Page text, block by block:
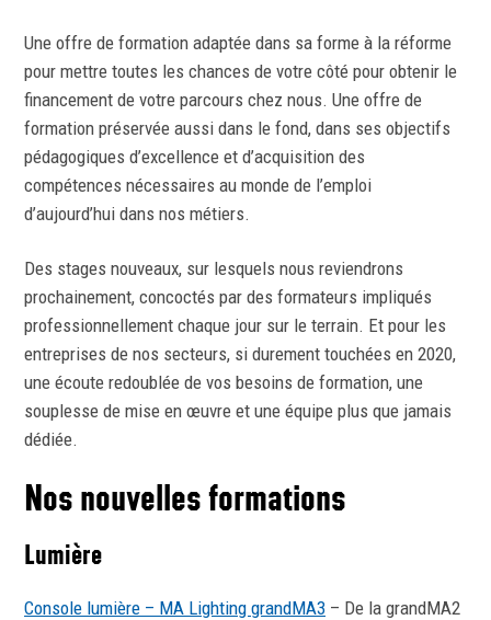
Une offre de formation adaptée dans sa forme à la réforme
pour mettre toutes les chances de votre côté pour obtenir le
financement de votre parcours chez nous. Une offre de
formation préservée aussi dans le fond, dans ses objectifs
pédagogiques d’excellence et d’acquisition des
compétences nécessaires au monde de l’emploi
d’aujourd’hui dans nos métiers.
Des stages nouveaux, sur lesquels nous reviendrons
prochainement, concoctés par des formateurs impliqués
professionnellement chaque jour sur le terrain. Et pour les
entreprises de nos secteurs, si durement touchées en 2020,
une écoute redoublée de vos besoins de formation, une
souplesse de mise en œuvre et une équipe plus que jamais
dédiée.
Nos nouvelles formations
Lumière
Console lumière – MA Lighting grandMA3 – De la grandMA2